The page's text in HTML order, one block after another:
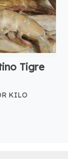
Tigre
KILO